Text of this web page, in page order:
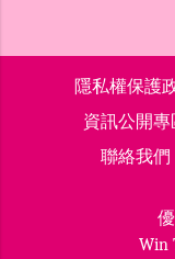
隱私權保護
資訊公開專
聯絡我們
Win